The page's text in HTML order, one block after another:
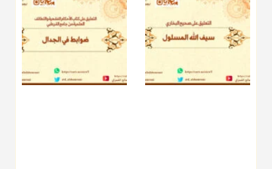
دفعزكاة الفطرللمسكين القريب صدقة وصلة وهو أفضل من
دفعها للبعيد ولا تغرك مظاهر ووظائف بعض الأقارب فإن
منذ 3 شهر